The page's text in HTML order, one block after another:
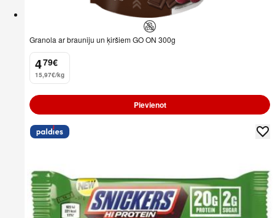
Granola ar brauniju un ķiršiem GO ON 300g
4
. 79€
15,97€/kg
Pievienot